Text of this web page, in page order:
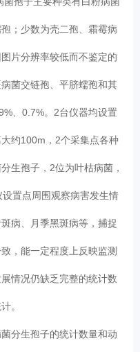
；少数为壳二孢、霜霉病
片分辨率较低而不鉴定的
菌交链孢、平脐蠕孢和其
、0.7%。2台仪器均设置
约100m，2个采集点各种
生孢子，2位为叶枯病菌，
置点周围观察病害发生情
病、月季黑斑病等，捕捉
，能一定程度上反映监测
情况仍缺乏完整的统计数
。
分生孢子的统计数量和动